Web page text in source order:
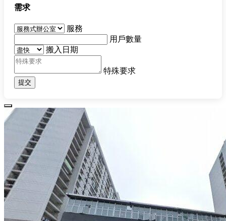
需求
服務
用戶數量
搬入日期
特殊要求
提交